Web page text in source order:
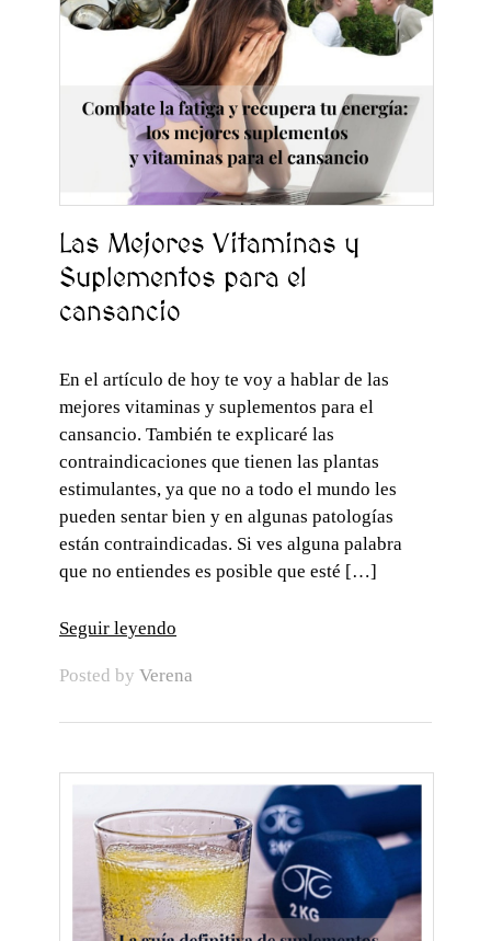
Las Mejores Vitaminas y
Suplementos para el
cansancio
En el artículo de hoy te voy a hablar de las
mejores vitaminas y suplementos para el
cansancio. También te explicaré las
contraindicaciones que tienen las plantas
estimulantes, ya que no a todo el mundo les
pueden sentar bien y en algunas patologías
están contraindicadas. Si ves alguna palabra
que no entiendes es posible que esté […]
Seguir leyendo
Posted by Verena